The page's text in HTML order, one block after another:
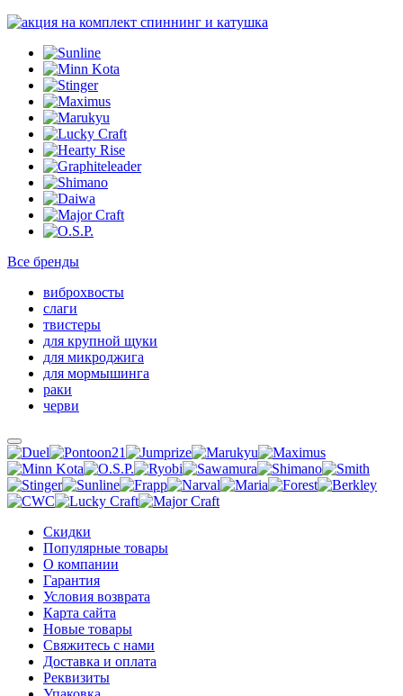
Все бренды
виброхвосты
слаги
твистеры
для крупной щуки
для микроджига
для мормышинга
раки
черви
Скидки
Популярные товары
О компании
Гарантия
Условия возврата
Карта сайта
Новые товары
Свяжитесь с нами
Доставка и оплата
Реквизиты